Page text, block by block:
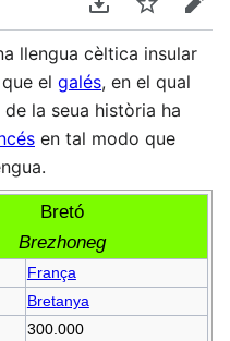
Descarregar en
Vigilar
llengua cèltica insular
el galés, en el qual
la seua història ha
en tal modo que
Bretó
Brezhoneg
França
Bretanya
300.000